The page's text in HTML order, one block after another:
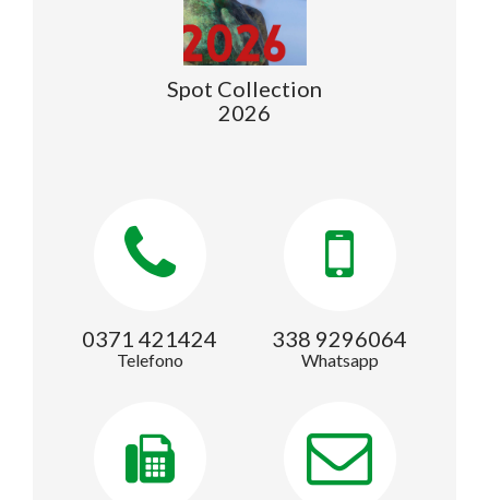
Spot Collection
2026
0371 421424
Telefono
338 9296064
Whatsapp